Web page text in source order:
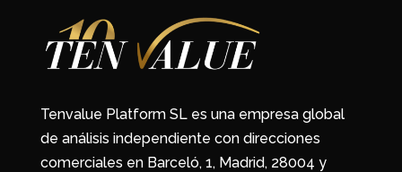
Tenvalue Platform SL es una empresa global
de análisis independiente con direcciones
comerciales en Barceló, 1, Madrid, 28004 y